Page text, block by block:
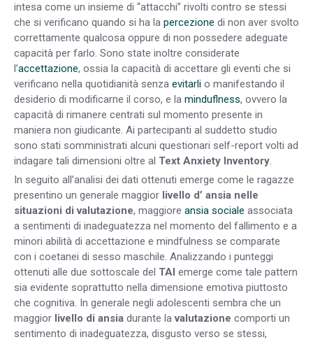
intesa come un insieme di “attacchi” rivolti contro se stessi
che si verificano quando si ha la percezione di non aver svolto
correttamente qualcosa oppure di non possedere adeguate
capacità per farlo. Sono state inoltre considerate
l’accettazione, ossia la capacità di accettare gli eventi che si
verificano nella quotidianità senza evitarli o manifestando il
desiderio di modificarne il corso, e la minduflness, ovvero la
capacità di rimanere centrati sul momento presente in
maniera non giudicante. Ai partecipanti al suddetto studio
sono stati somministrati alcuni questionari self-report volti ad
indagare tali dimensioni oltre al Text Anxiety Inventory.
In seguito all’analisi dei dati ottenuti emerge come le ragazze
presentino un generale maggior livello d’ ansia nelle
situazioni di valutazione, maggiore ansia sociale associata
a sentimenti di inadeguatezza nel momento del fallimento e a
minori abilità di accettazione e mindfulness se comparate
con i coetanei di sesso maschile. Analizzando i punteggi
ottenuti alle due sottoscale del TAI emerge come tale pattern
sia evidente soprattutto nella dimensione emotiva piuttosto
che cognitiva. In generale negli adolescenti sembra che un
maggior livello di ansia durante lavalutazione comporti un
sentimento di inadeguatezza, disgusto verso se stessi,